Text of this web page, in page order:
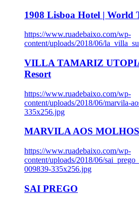
1908 Lisboa Hotel | World
https://www.ruadebaixo.com/wp-
content/uploads/2018/06/
VILLA TAMARIZ
Resort
https://www.ruadebaixo.com/wp-
content/uploads/2018/06/marvila-
335x256.jpg
MARVILA AOS MOLHOS
https://www.ruadebaixo.com/wp-
content/uploads/2018/06/
009839-335x256.jpg
SAI PREGO